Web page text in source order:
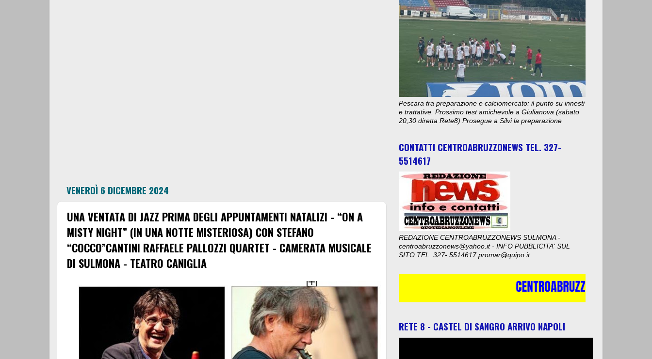
VENERDÌ 6 DICEMBRE 2024
UNA VENTATA DI JAZZ PRIMA DEGLI APPUNTAMENTI NATALIZI - “ON A
MISTY NIGHT” (IN UNA NOTTE MISTERIOSA) CON STEFANO
“COCCO”CANTINI RAFFAELE PALLOZZI QUARTET - CAMERATA MUSICALE
DI SULMONA - TEATRO CANIGLIA
Pescara tra preparazione e calciomercato: il punto su innesti
e trattative. Prossimo test amichevole a Giulianova (sabato
20,30 diretta Rete8) Prosegue a Silvi la preparazione
CONTATTI CENTROABRUZZONEWS TEL. 327-
5514617
REDAZIONE CENTROABRUZZONEWS SULMONA -
centroabruzzonews@yahoo.it - INFO PUBBLICITA' SUL
SITO TEL. 327- 5514617 promar@quipo.it
RETE 8 - CASTEL DI SANGRO ARRIVO NAPOLI